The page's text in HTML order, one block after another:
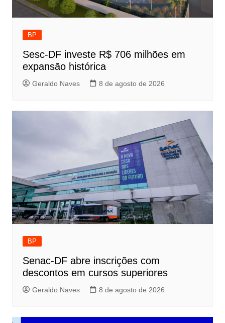
BP
Sesc-DF investe R$ 706 milhões em
expansão histórica
Geraldo Naves 8 de agosto de 2026
BP
Senac-DF abre inscrições com
descontos em cursos superiores
Geraldo Naves 8 de agosto de 2026